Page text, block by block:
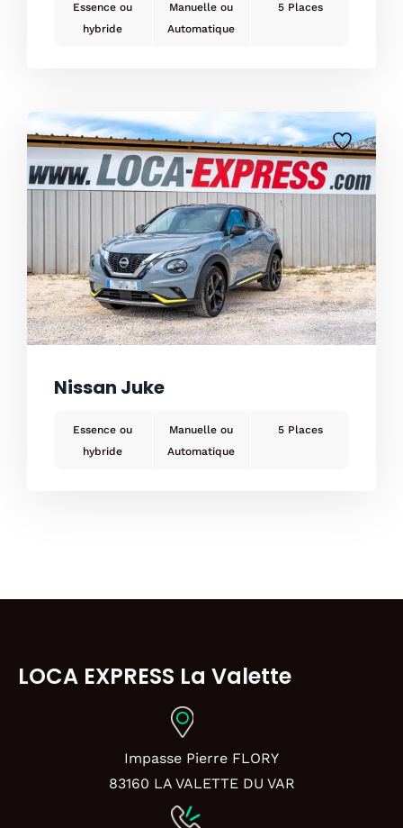
Essence ou
hybride
Manuelle ou
Automatique
5
Nissan Juke
Essence ou
hybride
Manuelle ou
Automatique
5
LOCA EXPRESS La Valette
Impasse Pierre FLORY
83160 LA VALETTE DU VAR